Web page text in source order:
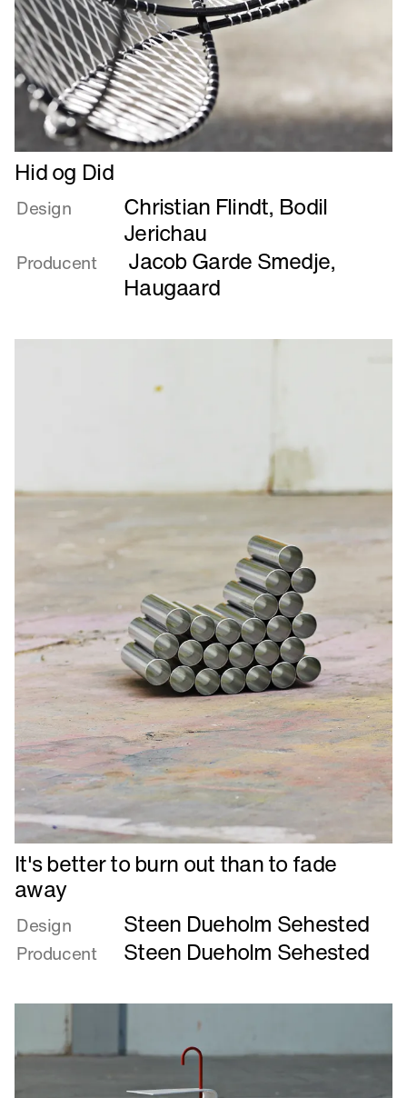
Læs
mere
om
Did
Hid og Did
Design Christian Flindt, Bodil
Jerichau
Producent Jacob Garde Smedje,
Haugaard
Læs
mere
om
It's
better
to
out
to
It's better to burn out than to fade
away
Design Steen Dueholm Sehested
Producent Steen Dueholm Sehested